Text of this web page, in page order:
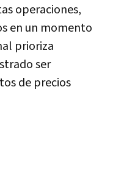
operaciones,
en un momento
prioriza
ser
de precios